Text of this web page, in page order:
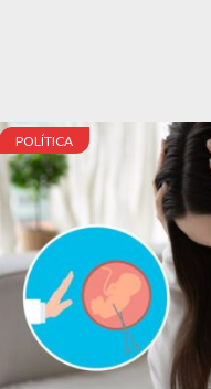
POLÍTICA